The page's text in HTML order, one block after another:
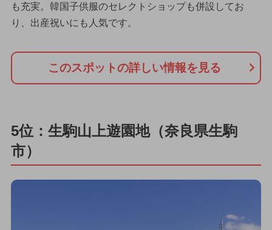
も充実。韓国子供服のセレクトショップも併設してお
り、出産祝いにも人気です。
このスポットの詳しい情報を見る
5位：生駒山上遊園地（奈良県生駒
市）